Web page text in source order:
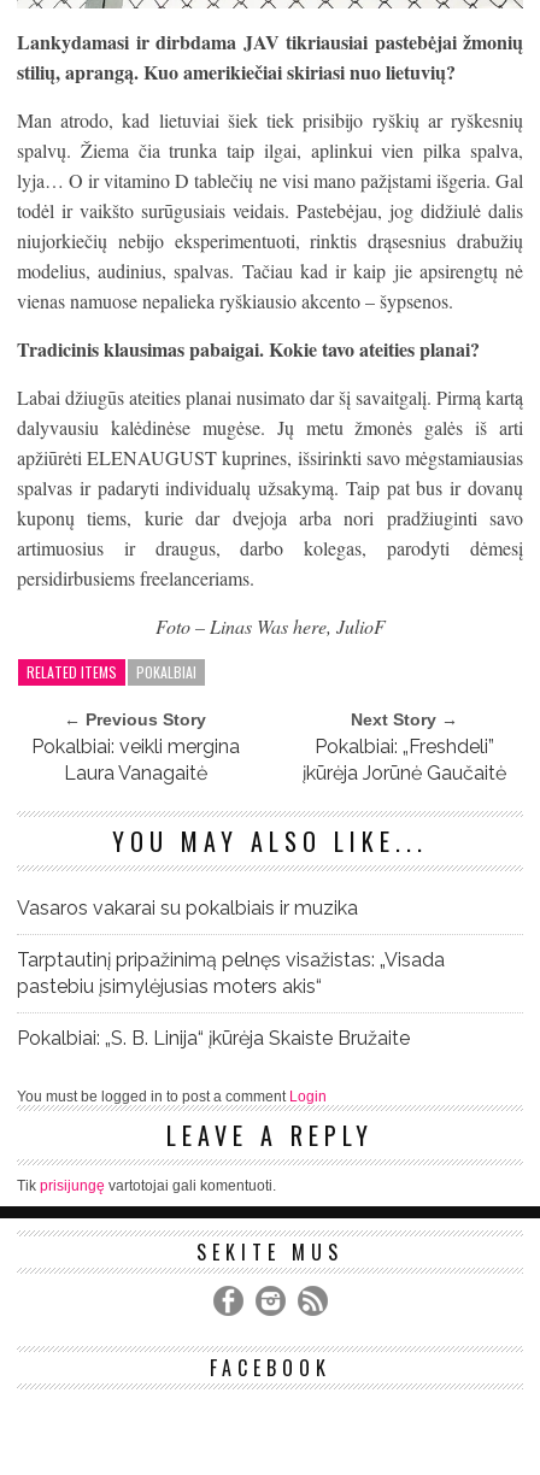
Lankydamasi ir dirbdama JAV tikriausiai pastebėjai žmonių
stilių, aprangą. Kuo amerikiečiai skiriasi nuo lietuvių?
Man atrodo, kad lietuviai šiek tiek prisibijo ryškių ar ryškesnių
spalvų. Žiema čia trunka taip ilgai, aplinkui vien pilka spalva,
lyja… O ir vitamino D tablečių ne visi mano pažįstami išgeria. Gal
todėl ir vaikšto surūgusiais veidais. Pastebėjau, jog didžiulė dalis
niujorkiečių nebijo eksperimentuoti, rinktis drąsesnius drabužių
modelius, audinius, spalvas. Tačiau kad ir kaip jie apsirengtų nė
vienas namuose nepalieka ryškiausio akcento – šypsenos.
Tradicinis klausimas pabaigai. Kokie tavo ateities planai?
Labai džiugūs ateities planai nusimato dar šį savaitgalį. Pirmą kartą
dalyvausiu kalėdinėse mugėse. Jų metu žmonės galės iš arti
apžiūrėti ELENAUGUST kuprines, išsirinkti savo mėgstamiausias
spalvas ir padaryti individualų užsakymą. Taip pat bus ir dovanų
kuponų tiems, kurie dar dvejoja arba nori pradžiuginti savo
artimuosius ir draugus, darbo kolegas, parodyti dėmesį
persidirbusiems freelanceriams.
Foto – Linas Was here, JulioF
RELATED ITEMS POKALBIAI
← Previous Story
Pokalbiai: veikli mergina
Laura Vanagaitė
Next Story →
Pokalbiai: „Freshdeli”
įkūrėja Jorūnė Gaučaitė
YOU MAY ALSO LIKE...
Vasaros vakarai su pokalbiais ir muzika
Tarptautinį pripažinimą pelnęs visažistas: „Visada
pastebiu įsimylėjusias moters akis“
Pokalbiai: „S. B. Linija“ įkūrėja Skaiste Bružaite
You must be logged in to post a comment Login
LEAVE A REPLY
Tik prisijungę vartotojai gali komentuoti.
SEKITE MUS
FACEBOOK